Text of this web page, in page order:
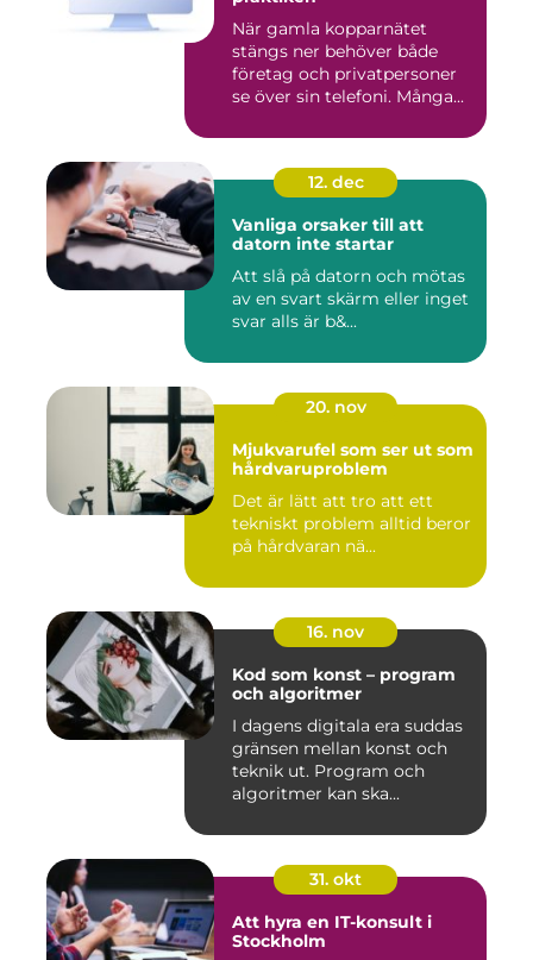
När gamla kopparnätet
stängs ner behöver både
företag och privatpersoner
se över sin telefoni. Många...
12. dec
Vanliga orsaker till att
datorn inte startar
Att slå på datorn och mötas
av en svart skärm eller inget
svar alls är b&...
20. nov
Mjukvarufel som ser ut som
hårdvaruproblem
Det är lätt att tro att ett
tekniskt problem alltid beror
på hårdvaran nä...
16. nov
Kod som konst – program
och algoritmer
I dagens digitala era suddas
gränsen mellan konst och
teknik ut. Program och
algoritmer kan ska...
31. okt
Att hyra en IT-konsult i
Stockholm